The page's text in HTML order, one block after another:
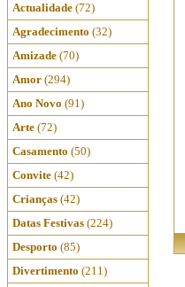
Actualidade (72)
Agradecimento (32)
Amizade (70)
Amor (294)
Ano Novo (91)
Arte (72)
Casamento (50)
Convite (42)
Crianças (42)
Datas Festivas (224)
Desporto (85)
Divertimento (211)